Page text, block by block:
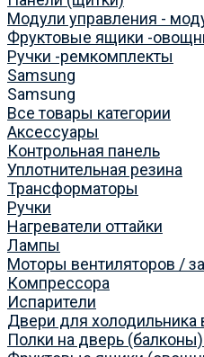
Модули управления -
Фруктовые ящики -
Ручки -ремкомплекты
Samsung
Samsung
Все товары категории
Аксессуары
Контрольная панель
Уплотнительная резина
Трансформаторы
Ручки
Нагреватели оттайки
Лампы
Моторы вентиляторов /
Компрессора
Испарители
Двери для холодильника
Полки на дверь